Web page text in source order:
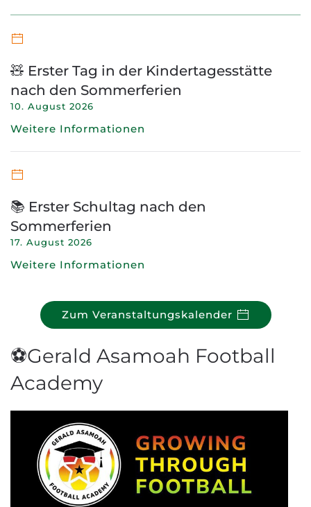
🧸 Erster Tag in der Kindertagesstätte
nach den Sommerferien
10. August 2026
Weitere Informationen
📚 Erster Schultag nach den
Sommerferien
17. August 2026
Weitere Informationen
Zum Veranstaltungskalender
⚽Gerald Asamoah Football
Academy